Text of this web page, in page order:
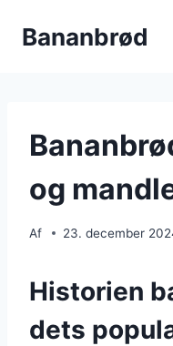
Bananbrød
og
Af 23. december
Historien
dets